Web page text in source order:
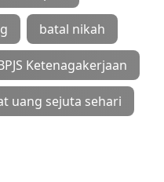
batal nikah
Ketenagakerjaan
uang sejuta sehari